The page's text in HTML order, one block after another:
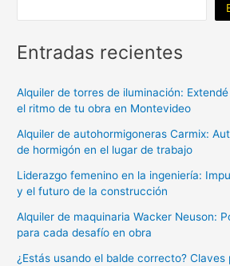
Entradas recientes
Alquiler de torres de iluminación:
el ritmo de tu obra en Montevideo
Alquiler de autohormigoneras Carmix:
de hormigón en el lugar de trabajo
Liderazgo femenino en la ingeniería:
y el futuro de la construcción
Alquiler de maquinaria Wacker Neuson:
para cada desafío en obra
¿Estás usando el balde correcto? Claves